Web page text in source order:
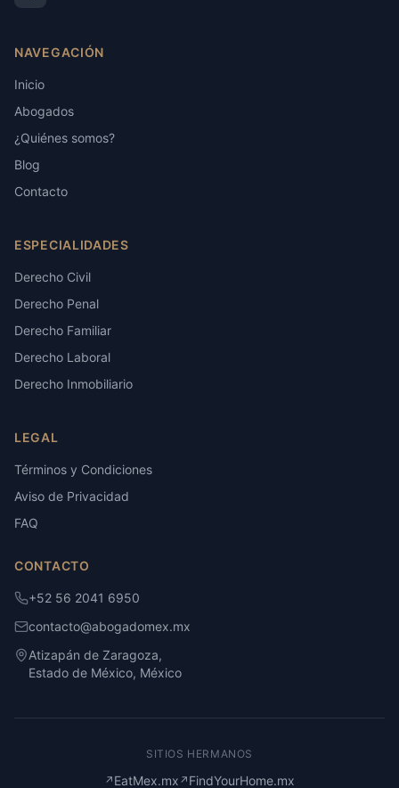
NAVEGACIÓN
Inicio
Abogados
¿Quiénes somos?
Blog
Contacto
ESPECIALIDADES
Derecho Civil
Derecho Penal
Derecho Familiar
Derecho Laboral
Derecho Inmobiliario
LEGAL
Términos y Condiciones
Aviso de Privacidad
FAQ
CONTACTO
+52 56 2041 6950
contacto@abogadomex.mx
Atizapán de Zaragoza,
Estado de México, México
SITIOS HERMANOS
↗ EatMex.mx ↗ FindYourHome.mx